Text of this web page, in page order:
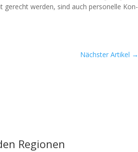
gerecht wer­den, sind auch per­so­nel­le Kon­
Nächster Artikel →
Regionen